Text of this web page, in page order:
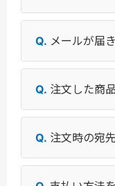
メールが届
注文した商
注文時の宛